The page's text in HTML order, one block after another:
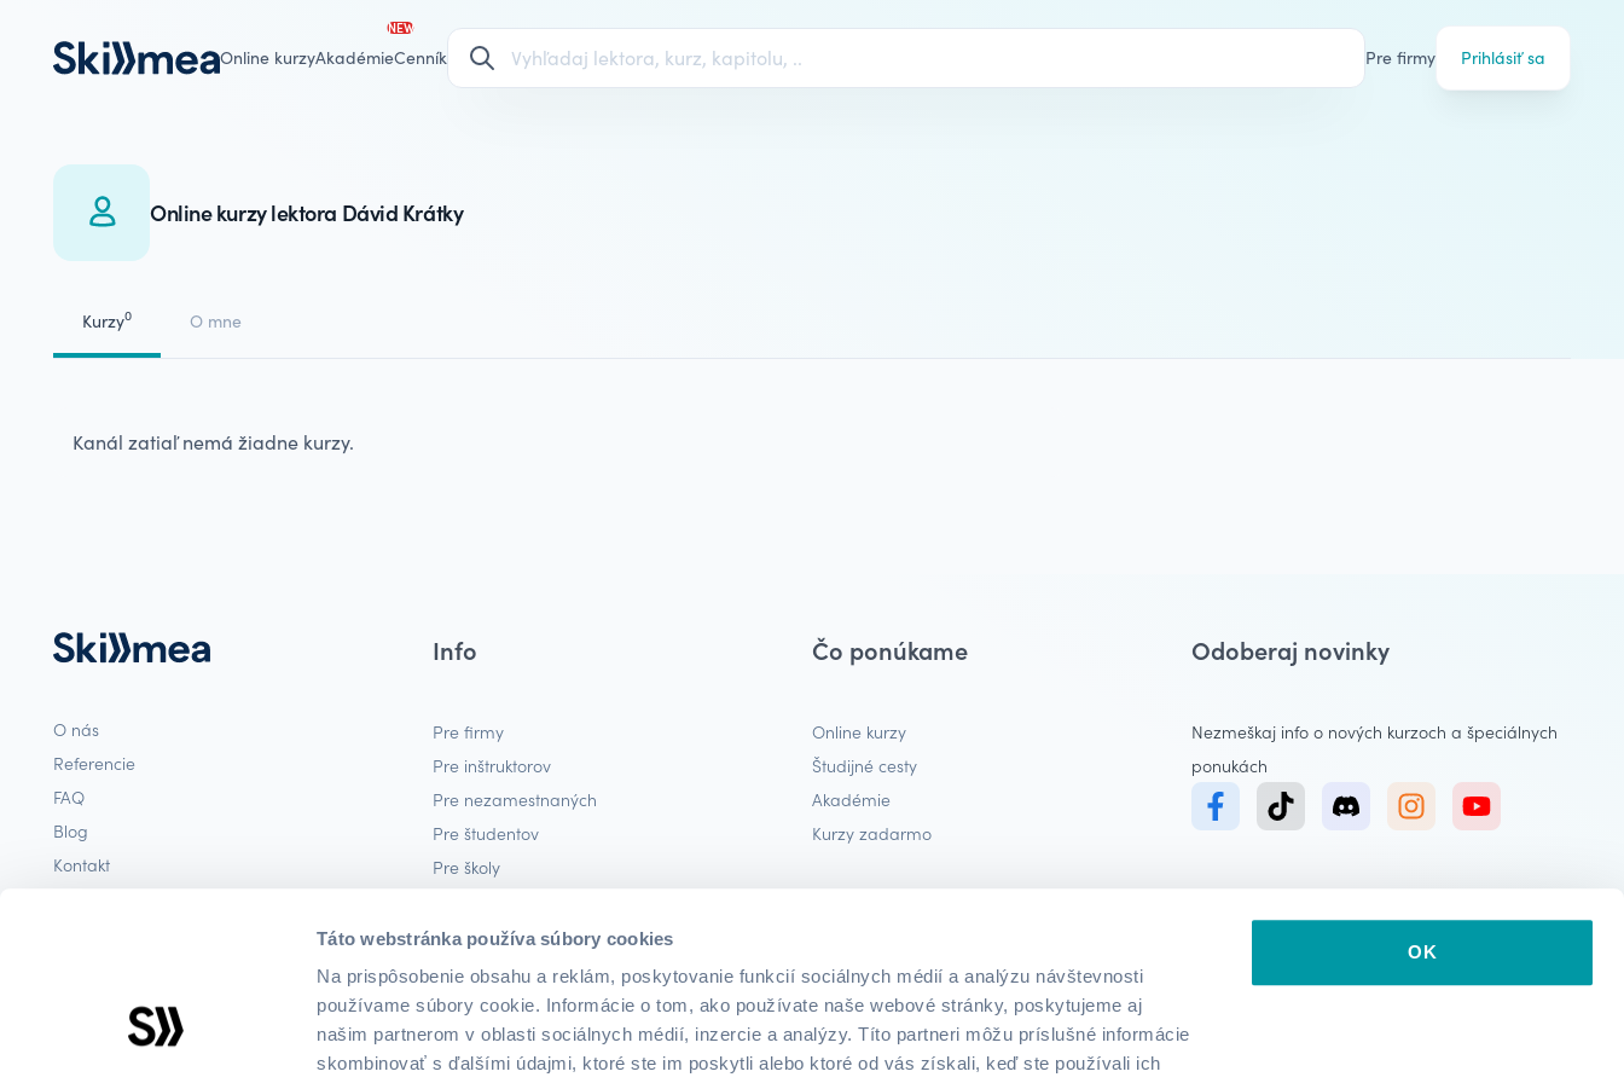
Táto webstránka používa súbory cookies
Na prispôsobenie obsahu a reklám, poskytovanie funkcií sociálnych médií a analýzu návštevnosti
používame súbory cookie. Informácie o tom, ako používate naše webové stránky, poskytujeme aj
našim partnerom v oblasti sociálnych médií, inzercie a analýzy. Títo partneri môžu príslušné informácie
skombinovať s ďalšími údajmi, ktoré ste im poskytli alebo ktoré od vás získali, keď ste používali ich
OK
Online kurzyAkadémie
NEW
Cenník Pre firmy Prihlásiť sa
Online kurzy lektora Dávid Krátky
Kurzy0 O mne
Kanál zatiaľ nemá žiadne kurzy.
O nás
Referencie
FAQ
Blog
Kontakt
Zásady používania cookies
Info
Pre firmy
Pre inštruktorov
Pre nezamestnaných
Pre študentov
Pre školy
Čo ponúkame
Online kurzy
Študijné cesty
Akadémie
Kurzy zadarmo
Odoberaj novinky
Nezmeškaj info o nových kurzoch a špeciálnych
ponukách